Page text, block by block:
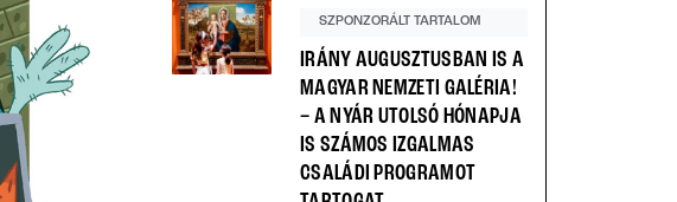
SZPONZORÁLT TARTALOM
IRÁNY AUGUSZTUSBAN IS A
MAGYAR NEMZETI GALÉRIA!
– A NYÁR UTOLSÓ HÓNAPJA
IS SZÁMOS IZGALMAS
CSALÁDI PROGRAMOT